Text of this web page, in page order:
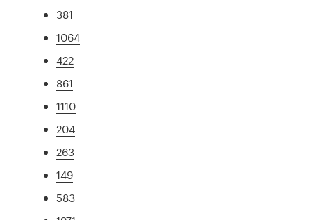
381
1064
422
861
1110
204
263
149
583